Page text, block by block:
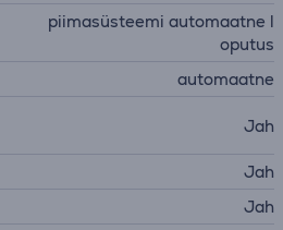
piimasüsteemi automaatne l
oputus
automaatne
Jah
Jah
Jah